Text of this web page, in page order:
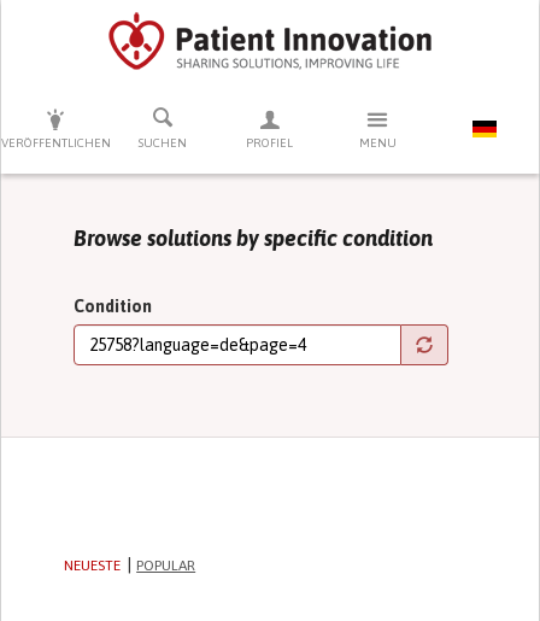
VERÖFFENTLICHEN SUCHEN PROFIEL MENU
DRÜCKEN SIE AUF ENTER UM DIE SUCHE ZU STARTEN
Browse solutions by specific condition
Condition
NEUESTE POPULAR